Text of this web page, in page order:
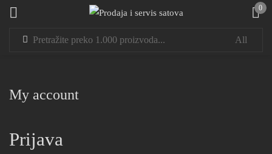
0
My account
Prijava
Sign in
Remember me